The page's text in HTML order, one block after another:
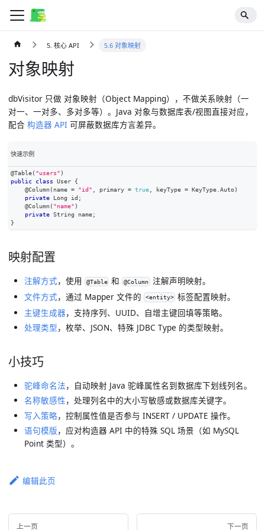
5. 核心 API 5.6 对象映射
对象映射
dbVisitor 只做 对象映射 （Object Mapping），不做关系映射（一
对一、一对多、多对多等）。Java 对象与数据库表/视图直接对应，
配合 构造器 API 可屏蔽数据库方言差异。
快速示例
@Table( "users" )
public
class User
{
@Column( name = "id" primary = true, keyType = KeyType. Auto)
private
Long id ;
@Column( "name" )
private String name;
}
映射配置
注解方式，使用 @Table 和 @Column 注解声明映射。
文件方式，通过 Mapper 文件的 <entity> 标签配置映射。
主键生成器，支持序列、UUID、自增主键回填等策略。
处理类型，枚举、JSON、特殊 JDBC Type 的类型映射。
小技巧
驼峰命名法，自动映射 Java 驼峰属性名到数据库下划线列名。
名称敏感性，处理列名中的大小写敏感或数据库关键字。
写入策略，控制属性值是否参与 INSERT / UPDATE 操作。
语句模版，应对构造器 API 中的特殊 SQL 场景（如 MySQL
Point 类型）。
编辑此页
上一页 下一页